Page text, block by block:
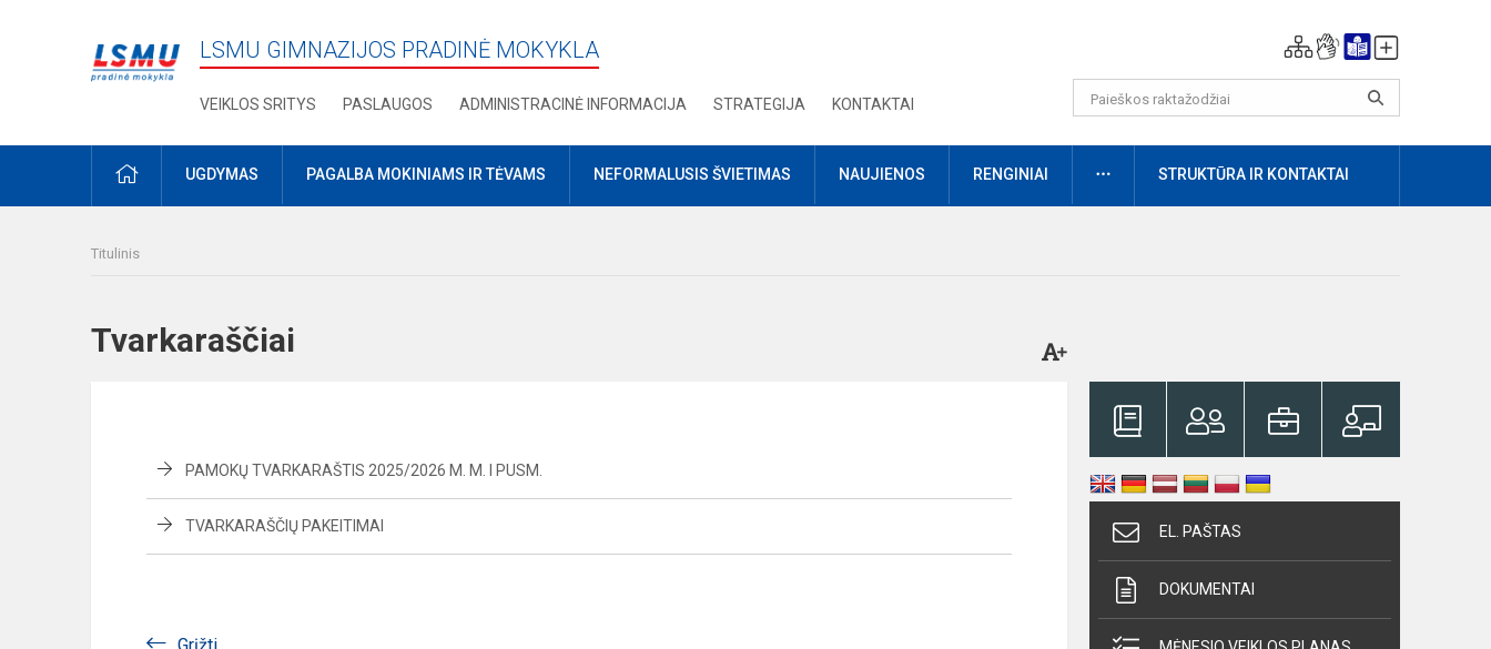
LSMU GIMNAZIJOS PRADINĖ MOKYKLA
VEIKLOS SRITYS PASLAUGOS ADMINISTRACINĖ INFORMACIJA STRATEGIJA KONTAKTAI
PRADŽIAUGDYMAS PAGALBA MOKINIAMS IR TĖVAMS NEFORMALUSIS ŠVIETIMAS NAUJIENOS RENGINIAI DAUGIAUSTRUKTŪRA IR KONTAKTAI
Titulinis
Tvarkaraščiai
PAMOKŲ TVARKARAŠTIS 2025/2026 M. M. I PUSM.
TVARKARAŠČIŲ PAKEITIMAI EL. PAŠTAS
DOKUMENTAI